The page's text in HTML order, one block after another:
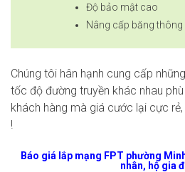
Độ bảo mật cao
Nâng cấp băng
Chúng tôi hân hạnh cung cấp
tốc độ đường truyền khác nhau
khách hàng mà giá cước lại cực
!
Báo giá lắp mạng FPT phường
nhân, hộ gia